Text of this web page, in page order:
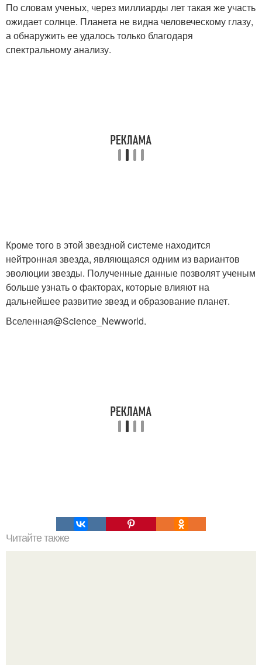
По словам ученых, через миллиарды лет такая же участь
ожидает солнце. Планета не видна человеческому глазу,
а обнаружить ее удалось только благодаря
спектральному анализу.
Кроме того в этой звездной системе находится
нейтронная звезда, являющаяся одним из вариантов
эволюции звезды. Полученные данные позволят ученым
больше узнать о факторах, которые влияют на
дальнейшее развитие звезд и образование планет.
Вселенная@Science_Newworld.
Читайте также